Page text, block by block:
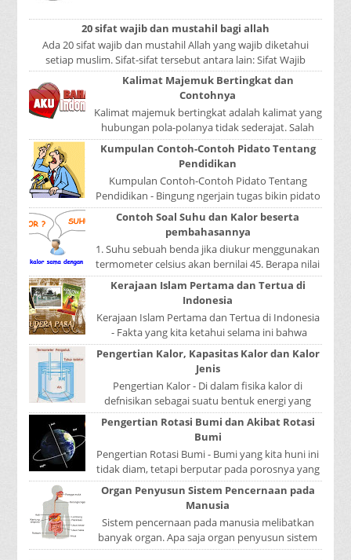
tabun...
20 sifat wajib dan mustahil bagi allah
Ada 20 sifat wajib dan mustahil Allah yang wajib diketahui
setiap muslim. Sifat-sifat tersebut antara lain: Sifat Wajib
Tulisan A...
Kalimat Majemuk Bertingkat dan
Contohnya
Kalimat majemuk bertingkat adalah kalimat yang
hubungan pola-polanya tidak sederajat. Salah
satu pola menduduki sebagai induk kalimat, se...
Kumpulan Contoh-Contoh Pidato Tentang
Pendidikan
Kumpulan Contoh-Contoh Pidato Tentang
Pendidikan - Bingung ngerjain tugas bikin pidato
sekolah? Atau sedang nyari kumpulan contoh-
contoh ...
Contoh Soal Suhu dan Kalor beserta
pembahasannya
1. Suhu sebuah benda jika diukur menggunakan
termometer celsius akan bernilai 45. Berapa nilai
yang ditunjukkan oleh termometer Reamur, ...
Kerajaan Islam Pertama dan Tertua di
Indonesia
Kerajaan Islam Pertama dan Tertua di Indonesia
- Fakta yang kita ketahui selama ini bahwa
kerajaan Samudera Pasai merupakan kerajaan ...
Pengertian Kalor, Kapasitas Kalor dan Kalor
Jenis
Pengertian Kalor - Di dalam fisika kalor di
defnisikan sebagai suatu bentuk energi yang
dapat berpindah atau mengalir dari benda yang
...
Pengertian Rotasi Bumi dan Akibat Rotasi
Bumi
Pengertian Rotasi Bumi - Bumi yang kita huni ini
tidak diam, tetapi berputar pada porosnya yang
disebut rotasi bumi. Waktu yang diperlukan...
Organ Penyusun Sistem Pencernaan pada
Manusia
Sistem pencernaan pada manusia melibatkan
banyak organ. Apa saja organ penyusun sistem
pencernaan pada manusia ? Organ penyusun